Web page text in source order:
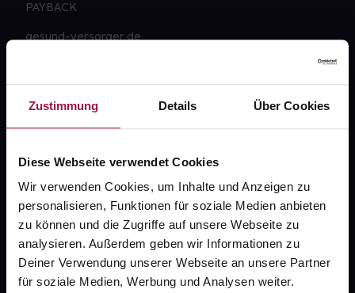
Zustimmung Details Über Cookies
Diese Webseite verwendet Cookies
Wir verwenden Cookies, um Inhalte und Anzeigen zu
personalisieren, Funktionen für soziale Medien anbieten
zu können und die Zugriffe auf unsere Webseite zu
analysieren. Außerdem geben wir Informationen zu
Deiner Verwendung unserer Webseite an unsere Partner
für soziale Medien, Werbung und Analysen weiter.
PAYBACK
gesund-versorger.de
AGB
Unsere Vorteile
Ausgewählte Wunschprodukte sofort abholbereit
Lieferung für sofort verfügbare Artikel meist am